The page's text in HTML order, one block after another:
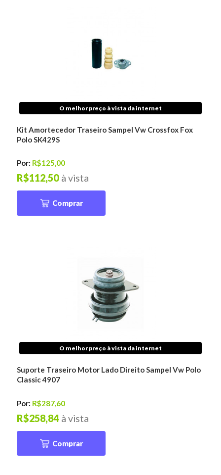
O melhor preço à vista da internet
Kit Amortecedor Traseiro Sampel Vw Crossfox Fox
Polo SK429S
Por: R$125,00
à vista
R$112,50
Comprar
O melhor preço à vista da internet
Suporte Traseiro Motor Lado Direito Sampel Vw Polo
Classic 4907
Por: R$287,60
à vista
R$258,84
Comprar